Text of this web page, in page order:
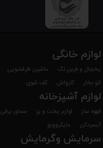
لوازم خانگی
یخچال و فریزر تک ماشین ظرفشویی
اتو بخار
کارواش کف شوی
لوازم آشپزخانه
قهوه ساز لوازم پخت و پز سماور برقی
آبسردکن
مایکروویو
سرمایش وگرمایش